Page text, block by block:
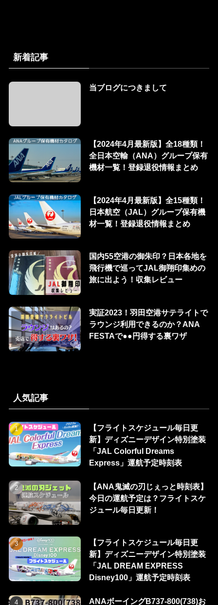
新着記事
当ブログにつきまして
【2024年4月最新版】全18種類！
全日本空輸（ANA）グループ保有
機材一覧！登録退役情報まとめ
【2024年4月最新版】全15種類！
日本航空（JAL）グループ保有機
材一覧！登録退役情報まとめ
国内55空港の御朱印？日本各地を
飛行機で巡ってJAL御翔印集めの
旅に出よう！収集レビュー
実証2023！羽田空港サテライトで
ラウンジ利用できるのか？ANA
FESTAで●●円得する裏ワザ
人気記事
【フライトスケジュール毎日更
新】ディズニーデザイン特別塗装
「JAL Colorful Dreams
Express」運航予定時刻表
【ANA鬼滅の刃じぇっと時刻表】
今日の運航予定は？フライトスケ
ジュール毎日更新！
【フライトスケジュール毎日更
新】ディズニーデザイン特別塗装
「JAL DREAM EXPRESS
Disney100」運航予定時刻表
ANAボーイングB737-800(738)お